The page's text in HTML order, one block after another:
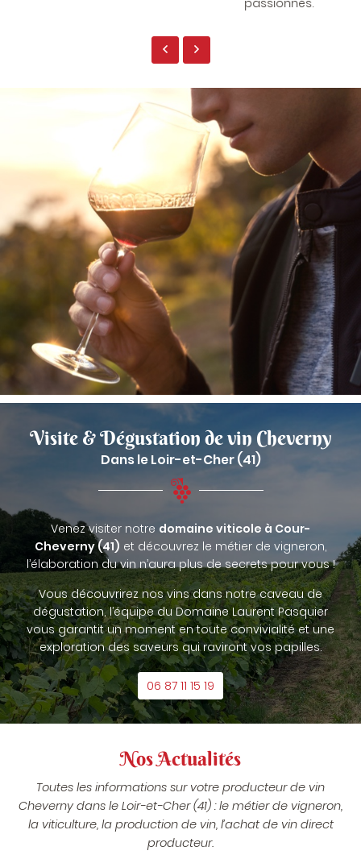
Visite & Dégustation de vin Cheverny
Dans le Loir-et-Cher (41)
Venez visiter notre domaine viticole à Cour-
Cheverny (41) et découvrez le métier de vigneron,
l’élaboration du vin n’aura plus de secrets pour vous !
Vous découvrirez nos vins dans notre caveau de
dégustation, l’équipe du Domaine Laurent Pasquier
vous garantit un moment en toute convivialité et une
exploration des saveurs qui raviront vos papilles.
06 87 11 15 19
Nos Actualités
Toutes les informations sur votre producteur de vin
Cheverny dans le Loir-et-Cher (41) : le métier de vigneron,
la viticulture, la production de vin, l’achat de vin direct
producteur.